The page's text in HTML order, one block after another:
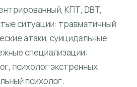
КПТ, DBT,
ситуации: травматичный
атаки, суицидальные
специализации:
психолог экстренных
психолог.